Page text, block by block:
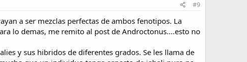
#9
a ser mezclas perfectas de ambos fenotipos. La
lo demas, me remito al post de Androctonus....esto no
y sus hibridos de diferentes grados. Se les llama de